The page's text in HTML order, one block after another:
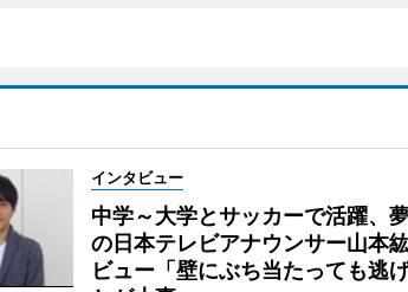
インタビュー
中学～大学とサッカーで活躍、
の日本テレビアナウンサー山本
ビュー「壁にぶち当たっても逃